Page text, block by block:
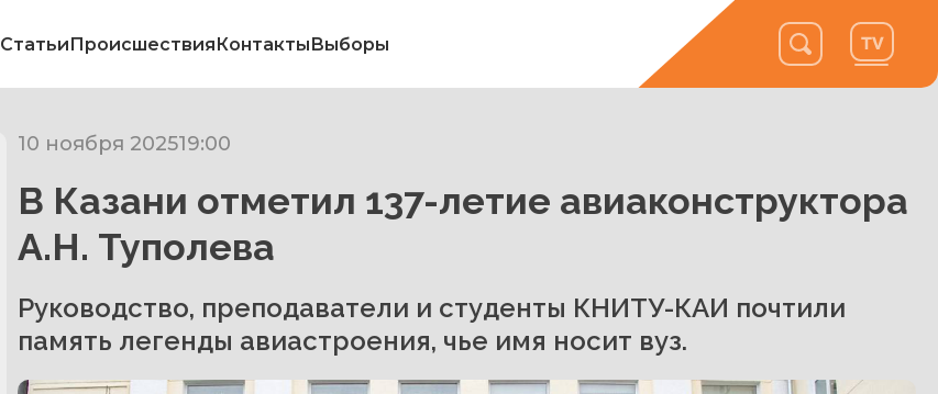
СтатьиПроисшествияКонтактыВыборы
10 ноября 202519:00
В Казани отметил 137-летие авиаконструктора
А.Н. Туполева
Руководство, преподаватели и студенты КНИТУ-КАИ почтили
память легенды авиастроения, чье имя носит вуз.